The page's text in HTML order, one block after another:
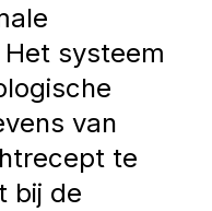
systeem
van
te
bij de